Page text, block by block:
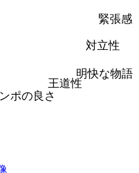
緊張感
対立性
明快な物語
王道性
ポの良さ